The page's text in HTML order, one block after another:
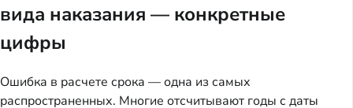
вида наказания — конкретные
цифры
Ошибка в расчете срока — одна из самых
распространенных. Многие отсчитывают годы с даты